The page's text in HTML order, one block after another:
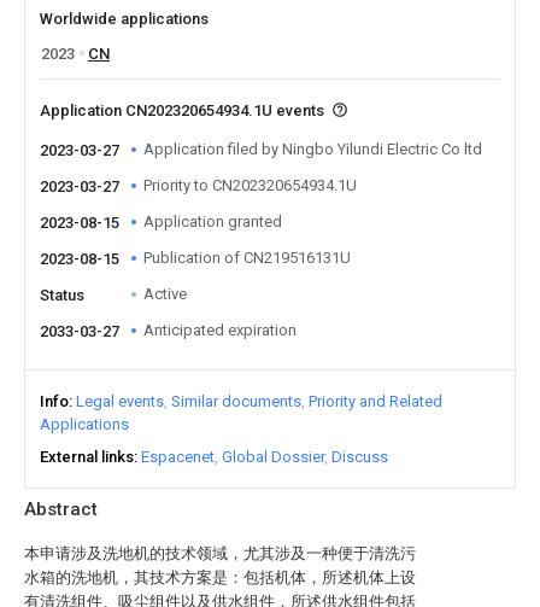
Abstract
本申请涉及洗地机的技术领域，尤其涉及一种便于清洗污
水箱的洗地机，其技术方案是：包括机体，所述机体上设
有清洗组件、吸尘组件以及供水组件，所述供水组件包括
Worldwide applications
2023
CN
Application CN202320654934.1U events
2023-03-27 Application filed by Ningbo Yilundi Electric Co ltd
2023-03-27 Priority to CN202320654934.1U
2023-08-15 Application granted
2023-08-15 Publication of CN219516131U
Status Active
2033-03-27 Anticipated expiration
Info Legal events Similar documents Priority and Related
Applications
External links Espacenet Global Dossier Discuss